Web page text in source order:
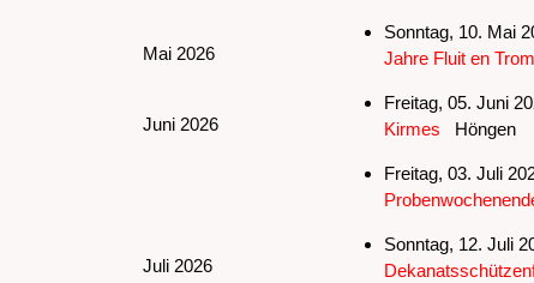
Mai 2026
Sonntag, 10. Mai
Jahre Fluit en
Juni 2026
Freitag, 05. Juni
Kirmes
Höngen
Juli 2026
Freitag, 03. Juli
Sonntag, 12. Juli